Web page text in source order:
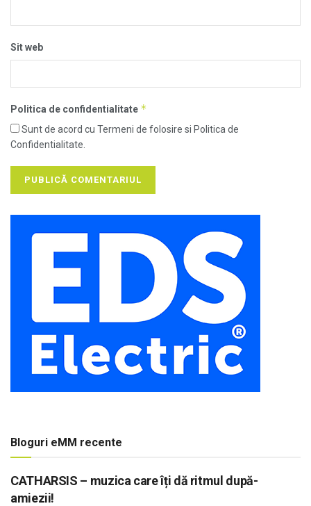
Sit web
Politica de confidentialitate *
Sunt de acord cu Termeni de folosire si Politica de
Confidentialitate.
Bloguri eMM recente
CATHARSIS – muzica care îți dă ritmul după-
amiezii!